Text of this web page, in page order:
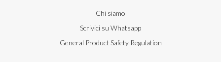
Chi siamo
Scrivici su Whatsapp
General Product Safety Regulation